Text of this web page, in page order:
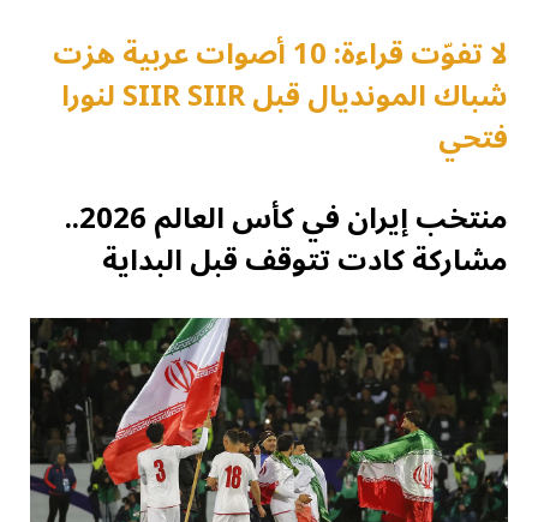
لا تفوّت قراءة: 10 أصوات عربية هزت
شباك المونديال قبل SIIR SIIR لنورا
فتحي
منتخب إيران في كأس العالم 2026..
مشاركة كادت تتوقف قبل البداية